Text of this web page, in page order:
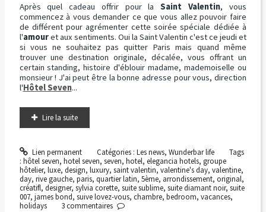
Après quel cadeau offrir pour laSaint Valentin, vous
commencez à vous demander ce que vous allez pouvoir faire
de différent pour agrémenter cette soirée spéciale dédiée à
l'amouret aux sentiments. Oui la Saint Valentin c'est ce jeudi et
si vous ne souhaitez pas quitter Paris mais quand même
trouver une destination originale, décalée, vous offrant un
certain standing, histoire d'éblouir madame, mademoiselle ou
monsieur ! J'ai peut être la bonne adresse pour vous, direction
l'Hôtel Seven...
Lire la suite
Lien permanent Catégories : Les news, Wunderbar life
Tags
: hôtel seven, hotel seven, seven, hotel, elegancia hotels, groupe
hôtelier, luxe, design, luxury, saint valentin, valentine's day, valentine,
day, rive gauche, paris, quartier latin, 5ème, arrondissement, original,
créatifl, designer, sylvia corette, suite sublime, suite diamant noir, suite
007, james bond, suive lovez-vous, chambre, bedroom, vacances,
holidays
3commentaires